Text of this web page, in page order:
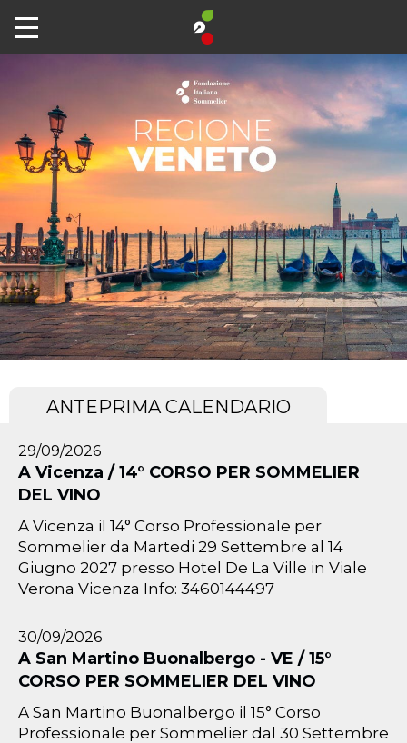
ANTEPRIMA CALENDARIO
29/09/2026
A Vicenza / 14° CORSO PER SOMMELIER
DEL VINO
A Vicenza il 14° Corso Professionale per
Sommelier da Martedi 29 Settembre al 14
Giugno 2027 presso Hotel De La Ville in Viale
Verona Vicenza Info: 3460144497
30/09/2026
A San Martino Buonalbergo - VE / 15°
CORSO PER SOMMELIER DEL VINO
A San Martino Buonalbergo il 15° Corso
Professionale per Sommelier dal 30 Settembre